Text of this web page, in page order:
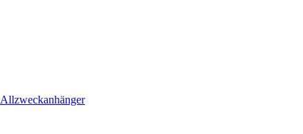
Allzweckanhänger